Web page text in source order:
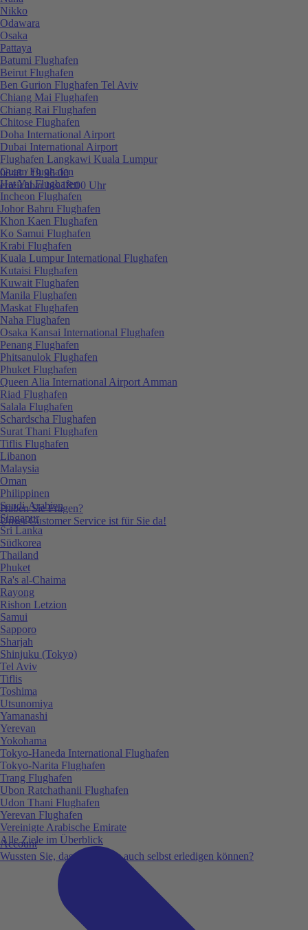
0848 / 19 96 00
erreichbar bis 18:00 Uhr
Haben Sie Fragen?
Unser Customer Service ist für Sie da!
Account
Wussten Sie, dass Sie vieles auch selbst erledigen können?
Nikko
Odawara
Osaka
Pattaya
Batumi Flughafen
Beirut Flughafen
Ben Gurion Flughafen Tel Aviv
Chiang Mai Flughafen
Chiang Rai Flughafen
Chitose Flughafen
Doha International Airport
Dubai International Airport
Flughafen Langkawi Kuala Lumpur
Guam Flughafen
Hat Yai Flughafen
Incheon Flughafen
Johor Bahru Flughafen
Khon Kaen Flughafen
Ko Samui Flughafen
Krabi Flughafen
Kuala Lumpur International Flughafen
Kutaisi Flughafen
Kuwait Flughafen
Manila Flughafen
Maskat Flughafen
Naha Flughafen
Osaka Kansai International Flughafen
Penang Flughafen
Phitsanulok Flughafen
Phuket Flughafen
Queen Alia International Airport Amman
Riad Flughafen
Salala Flughafen
Schardscha Flughafen
Surat Thani Flughafen
Tiflis Flughafen
Libanon
Malaysia
Oman
Philippinen
Saudi-Arabien
Singapur
Sri Lanka
Südkorea
Thailand
Phuket
Ra's al-Chaima
Rayong
Rishon Letzion
Samui
Sapporo
Sharjah
Shinjuku (Tokyo)
Tel Aviv
Tiflis
Toshima
Utsunomiya
Yamanashi
Yerevan
Yokohama
Tokyo-Haneda International Flughafen
Tokyo-Narita Flughafen
Trang Flughafen
Ubon Ratchathanii Flughafen
Udon Thani Flughafen
Yerevan Flughafen
Vereinigte Arabische Emirate
Alle Ziele im Überblick